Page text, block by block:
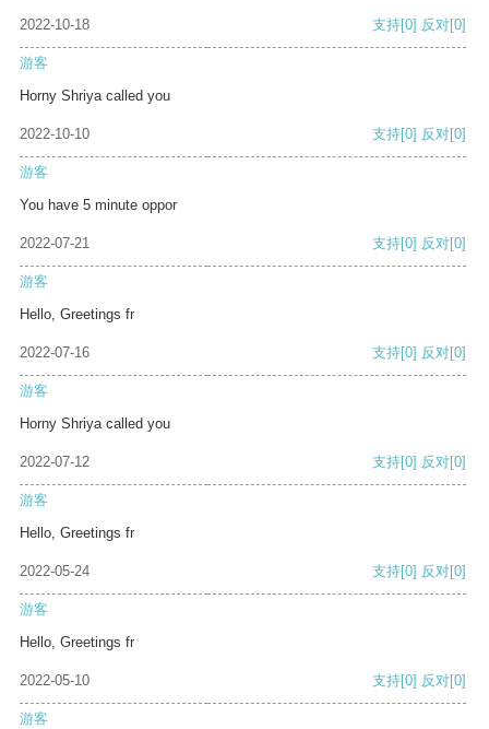
2022-10-18 支持[0] 反对[0]
游客
Horny Shriya called you
2022-10-10 支持[0] 反对[0]
游客
You have 5 minute oppor
2022-07-21 支持[0] 反对[0]
游客
Hello, Greetings fr
2022-07-16 支持[0] 反对[0]
游客
Horny Shriya called you
2022-07-12 支持[0] 反对[0]
游客
Hello, Greetings fr
2022-05-24 支持[0] 反对[0]
游客
Hello, Greetings fr
2022-05-10 支持[0] 反对[0]
游客